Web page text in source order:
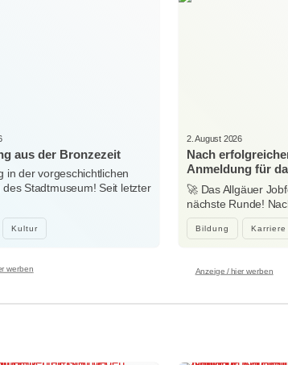
Kultur
aus der Bronzezeit
in der vorgeschichtlichen
des Stadtmuseum! Seit letzter
Bildung Karriere
2. August 2026
Nach
Anmeldung für
Jobfestival 2027
🚀 Das Allgäuer
nächste Runde!
werben Anzeige / hier werben